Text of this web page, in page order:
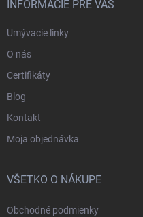
INFORMÁCIE PRE VÁS
Umývacie linky
O nás
Certifikáty
Blog
Kontakt
Moja objednávka
VŠETKO O NÁKUPE
Obchodné podmienky